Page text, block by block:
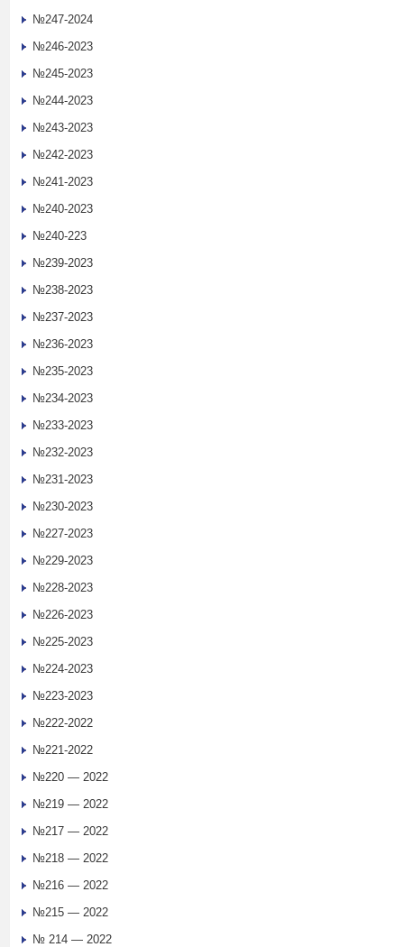
№247-2024
№246-2023
№245-2023
№244-2023
№243-2023
№242-2023
№241-2023
№240-2023
№240-223
№239-2023
№238-2023
№237-2023
№236-2023
№235-2023
№234-2023
№233-2023
№232-2023
№231-2023
№230-2023
№227-2023
№229-2023
№228-2023
№226-2023
№225-2023
№224-2023
№223-2023
№222-2022
№221-2022
№220 — 2022
№219 — 2022
№217 — 2022
№218 — 2022
№216 — 2022
№215 — 2022
№ 214 — 2022